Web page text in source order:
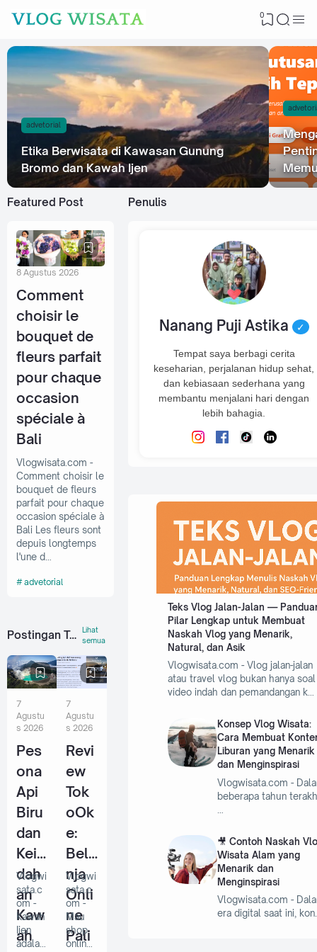
0
advetorial
Etika Berwisata di Kawasan Gunung
Bromo dan Kawah Ijen
Featured Post
8 Agustus 2026
Comment
choisir le
bouquet de
fleurs parfait
pour chaque
occasion
spéciale à
Bali
Vlogwisata.com -
Comment choisir le
bouquet de fleurs
parfait pour chaque
occasion spéciale à
Bali Les fleurs sont
depuis longtemps
l'une d…
advetorial
Postingan Terbaru
Lihat
semua
7
Agustu
s 2026
Pes
ona
Api
Biru
dan
Kein
dah
an
Kaw
ah
Vlogwi
sata.c
om -
Kawah
Ijen
adalah
7
Agustu
s 2026
Revi
ew
Tok
oOk
e:
Bela
nja
Onli
ne
Pali
Vlogwi
sata.c
om -
Mau
shop
online
Penulis
Nanang Puji Astika ✓
Tempat saya berbagi cerita
keseharian, perjalanan hidup sehat,
dan kebiasaan sederhana yang
membantu menjalani hari dengan
lebih bahagia.
Teks Vlog Jalan-Jalan —
Pilar Lengkap untuk Membuat
Naskah Vlog yang Menarik,
Natural, dan Asik
Vlogwisata.com - Vlog jalan-jalan
atau travel vlog bukan hanya soal
video indah dan pemandangan k…
Konsep Vlog Wisata:
Cara Membuat
Liburan yang Menarik
dan Menginspirasi
Vlogwisata.com - Dalam
beberapa tahun
🎥 Contoh Naskah
Wisata Alam yang
Menarik dan
Menginspirasi
Vlogwisata.com - Dalam
era digital saat ini,